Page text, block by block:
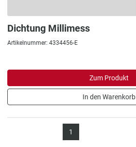
Dichtung Millimess
Artikelnummer: 4334456-E
Zum Produkt
In den Warenkorb
1